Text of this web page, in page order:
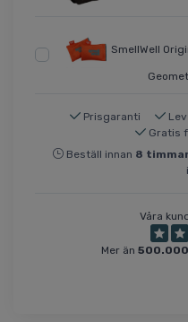
SmellWell
Prisgaranti
Gratis
Beställ innan 8
Våra
Mer än